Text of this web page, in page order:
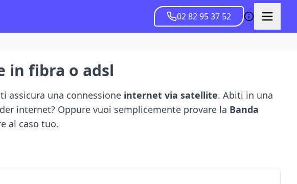
02 82 95 37 52
in fibra o adsl
assicura una connessione internet via satellite. Abiti in una
internet? Oppure vuoi semplicemente provare la Banda
al caso tuo.